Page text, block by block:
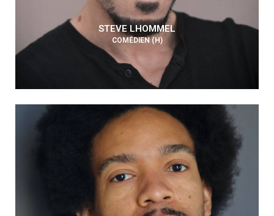
STEVE LHOMMEL
COMÉDIEN (H)